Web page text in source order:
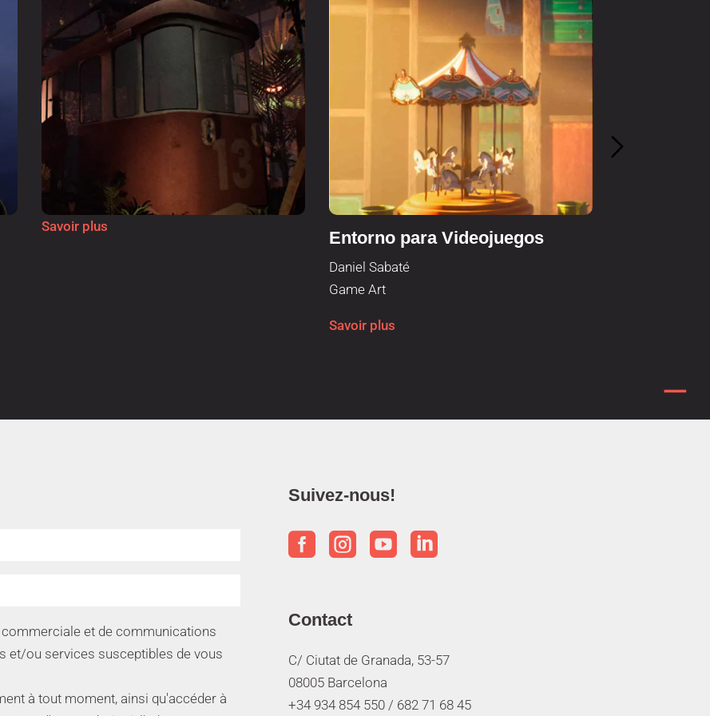
Savoir plus
Entorno para Videojuegos
Daniel Sabaté
Game Art
Savoir plus
et de communications
et/ou services susceptibles de vous
à tout moment, ainsi qu'accéder à
Suivez-nous!
   
Contact
C/ Ciutat de Granada, 53-57
08005 Barcelona
+34 934 854 550 / 682 71 68 45